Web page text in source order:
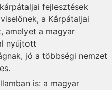
fejlesztések
a Kárpátaljai
amelyet a magyar
nyújtott
jó a többségi nemzet
is: a magyar